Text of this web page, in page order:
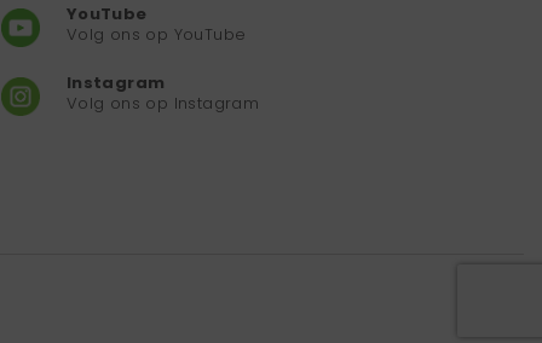
YouTube
Volg ons op YouTube
Instagram
Volg ons op Instagram